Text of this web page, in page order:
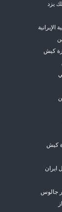
يزد
الإيرانية
كيش
كيش
ايران
جالوس